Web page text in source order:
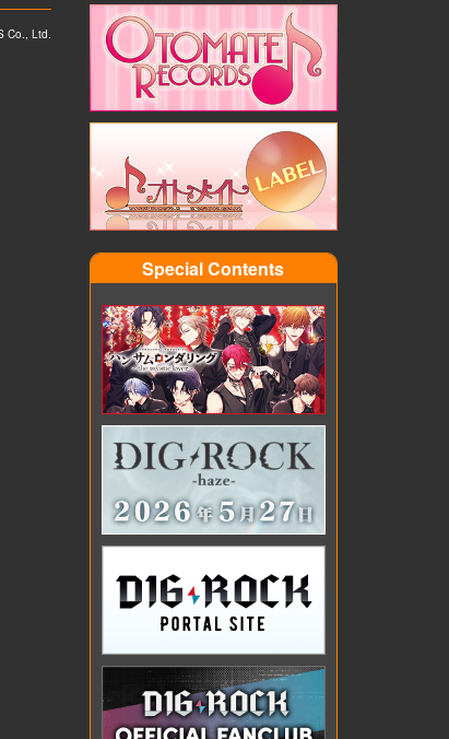
Co., Ltd.
Special Contents